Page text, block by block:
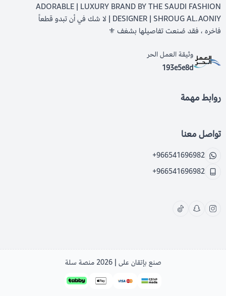
ADORABLE | LUXURY BRAND BY THE SAUDI FASHION
DESIGNER | SHROUG AL.AONIY | لا شك في أن تبدو قطعاً
فاخره ، فقد صُنعت تفاصيلها بشغف ⚜️
وثيقة العمل الحر
193e5e8d
روابط مهمة
تواصل معنا
+966541696982
+966541696982
صنع بإتقان على | 2026 منصة سلة